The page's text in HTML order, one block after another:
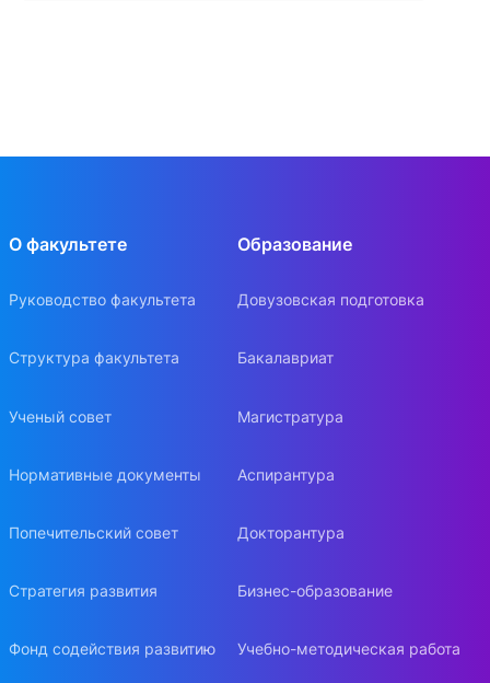
О факультете
Руководство факультета
Структура факультета
Ученый совет
Нормативные документы
Попечительский совет
Стратегия развития
Фонд содействия развитию
Образование
Довузовская подготовка
Бакалавриат
Магистратура
Аспирантура
Докторантура
Бизнес-образование
Учебно-методическая работа